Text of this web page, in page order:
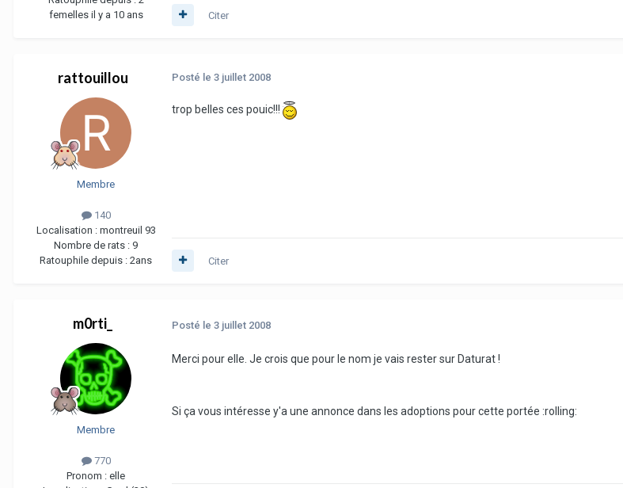
femelles il y a 10 ans
Citer
rattouillou
Membre
140
Localisation : montreuil 93
Nombre de rats : 9
Ratouphile depuis : 2ans
Posté le 3 juillet 2008
trop belles ces pouic!!!
Citer
m0rti_
Membre
770
Pronom : elle
Posté le 3 juillet 2008
Merci pour elle. Je crois que pour le nom je vais rester sur Daturat !
Si ça vous intéresse y'a une annonce dans les adoptions pour cette portée :rolling: